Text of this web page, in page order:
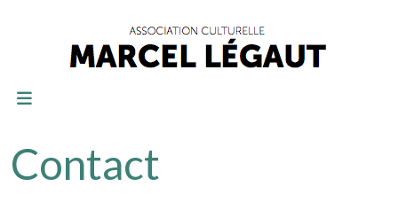
Contact